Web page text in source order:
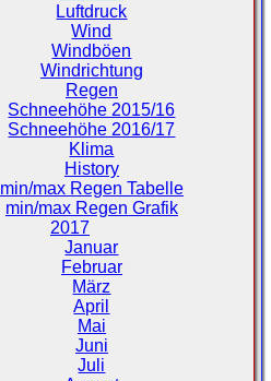
Luftdruck
Wind
Windböen
Windrichtung
Regen
Schneehöhe 2015/16
Schneehöhe 2016/17
Klima
History
min/max Regen Tabelle
min/max Regen Grafik
2017
Januar
Februar
März
April
Mai
Juni
Juli